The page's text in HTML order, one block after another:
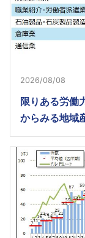
2026/08/08
限りある労働
からみる地域